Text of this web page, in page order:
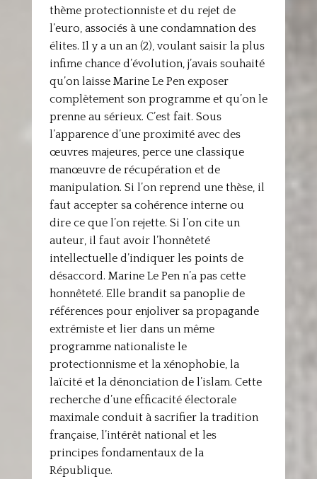
thème protectionniste et du rejet de
l’euro, associés à une condamnation des
élites. Il y a un an (2), voulant saisir la plus
infime chance d’évolution, j’avais souhaité
qu’on laisse Marine Le Pen exposer
complètement son programme et qu’on le
prenne au sérieux. C’est fait. Sous
l’apparence d’une proximité avec des
œuvres majeures, perce une classique
manœuvre de récupération et de
manipulation. Si l’on reprend une thèse, il
faut accepter sa cohérence interne ou
dire ce que l’on rejette. Si l’on cite un
auteur, il faut avoir l’honnêteté
intellectuelle d’indiquer les points de
désaccord. Marine Le Pen n’a pas cette
honnêteté. Elle brandit sa panoplie de
références pour enjoliver sa propagande
extrémiste et lier dans un même
programme nationaliste le
protectionnisme et la xénophobie, la
laïcité et la dénonciation de l’islam. Cette
recherche d’une efficacité électorale
maximale conduit à sacrifier la tradition
française, l’intérêt national et les
principes fondamentaux de la
République.